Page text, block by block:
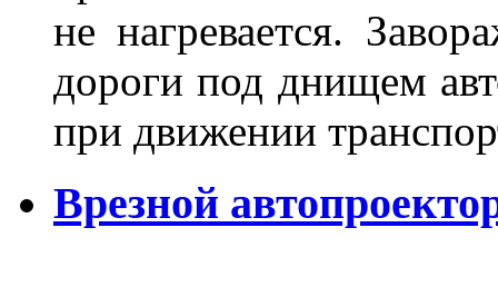
не нагревается.
дороги под днищем
при движении
Врезной